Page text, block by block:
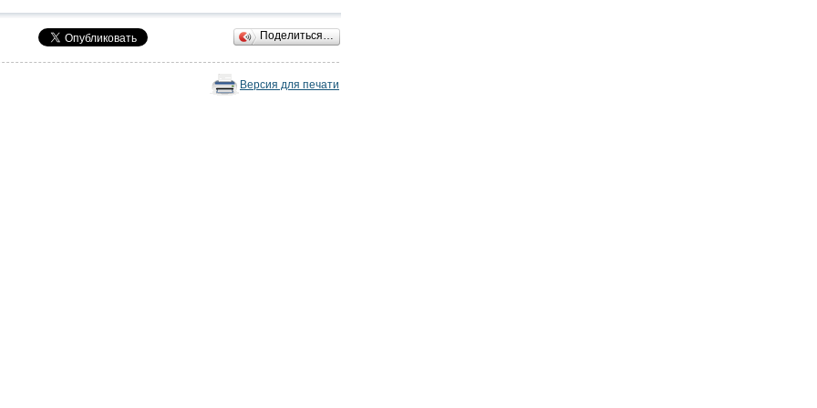
Поделиться…
Версия для печати